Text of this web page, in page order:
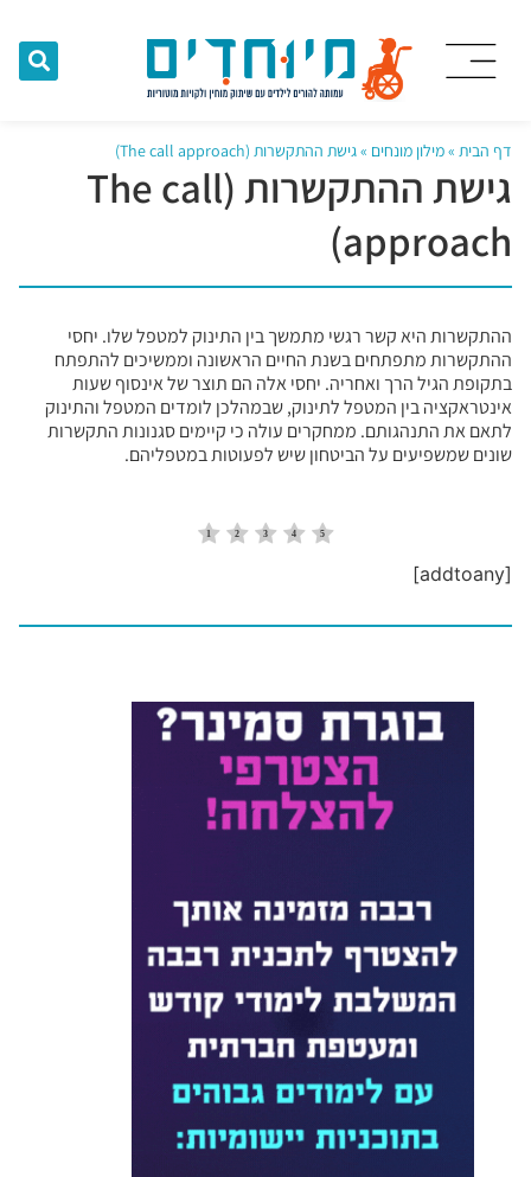
דף הבית »מילון מונחים »גישת ההתקשרות (The call approach)
גישת ההתקשרות (The call
approach)
ההתקשרות היא קשר רגשי מתמשך בין התינוק למטפל שלו. יחסי
ההתקשרות מתפתחים בשנת החיים הראשונה וממשיכים להתפתח
בתקופת הגיל הרך ואחריה. יחסי אלה הם תוצר של אינסוף שעות
אינטראקציה בין המטפל לתינוק, שבמהלכן לומדים המטפל והתינוק
לתאם את התנהגותם. ממחקרים עולה כי קיימים סגנונות התקשרות
שונים שמשפיעים על הביטחון שיש לפעוטות במטפליהם.
[addtoany]